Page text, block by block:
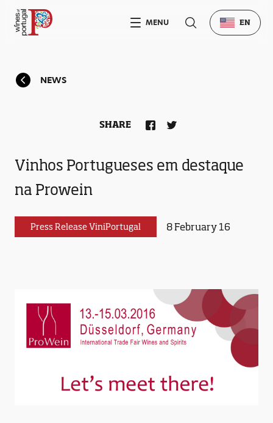
NEWS
Vinhos Portugueses em destaque
na Prowein
Press Release ViniPortugal 8 February 16
SHARE
MENU EN